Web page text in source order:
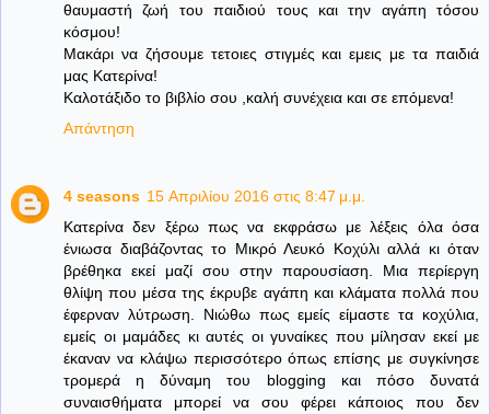
θαυμαστή ζωή του παιδιού τους και την αγάπη τόσου
κόσμου!
Μακάρι να ζήσουμε τετοιες στιγμές και εμεις με τα παιδιά
μας Κατερίνα!
Καλοτάξιδο το βιβλίο σου ,καλή συνέχεια και σε επόμενα!
Απάντηση
4 seasons 15 Απριλίου 2016 στις 8:47 μ.μ.
Κατερίνα δεν ξέρω πως να εκφράσω με λέξεις όλα όσα
ένιωσα διαβάζοντας το Μικρό Λευκό Κοχύλι αλλά κι όταν
βρέθηκα εκεί μαζί σου στην παρουσίαση. Μια περίεργη
θλίψη που μέσα της έκρυβε αγάπη και κλάματα πολλά που
έφερναν λύτρωση. Νιώθω πως εμείς είμαστε τα κοχύλια,
εμείς οι μαμάδες κι αυτές οι γυναίκες που μίλησαν εκεί με
έκαναν να κλάψω περισσότερο όπως επίσης με συγκίνησε
τρομερά η δύναμη του blogging και πόσο δυνατά
συναισθήματα μπορεί να σου φέρει κάποιος που δεν